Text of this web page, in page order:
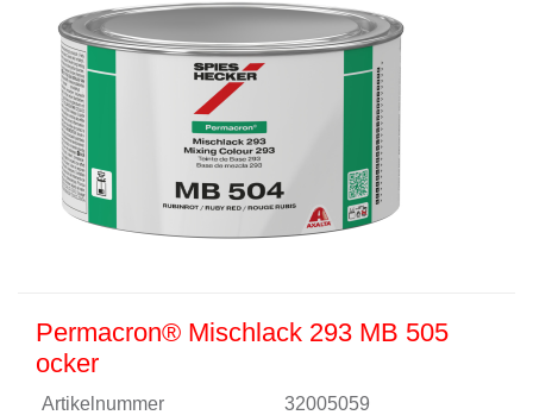
Permacron® Mischlack 293 MB 505
ocker
Artikelnummer 32005059